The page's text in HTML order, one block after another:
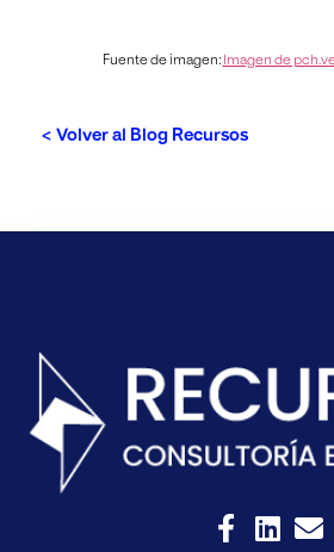
Fuente de imagen: Imagen de
< Volver al Blog Recursos